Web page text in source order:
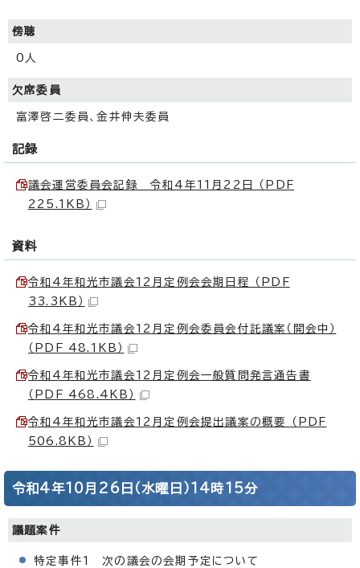
傍聴
0人
欠席委員
富澤啓二委員、金井伸夫委員
記録
議会運営委員会記録 令和4年11月22日 （PDF
225.1KB）
資料
令和4年和光市議会12月定例会会期日程 （PDF
33.3KB）
令和4年和光市議会12月定例会委員会付託議案（開会中）
（PDF 48.1KB）
令和4年和光市議会12月定例会一般質問発言通告書
（PDF 468.4KB）
令和4年和光市議会12月定例会提出議案の概要 （PDF
506.8KB）
令和4年10月26日（水曜日）14時15分
議題案件
特定事件1 次の議会の会期予定について